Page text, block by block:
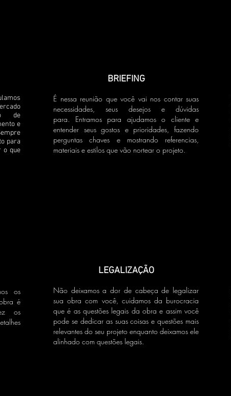
de
e
para
o que
BRIEFING
É nessa reunião que você vai nos contar suas
necessidades, seus desejos e dúvidas
para. Entramos para ajudamos o cliente e
entender seus gostos e prioridades, fazendo
perguntas chaves e mostrando referencias,
materiais e estilos que vão nortear o projeto.
os
é
os
LEGALIZAÇÃO
Não deixamos a dor de cabeça de legalizar
sua obra com você, cuidamos da burocracia
que é as questões legais da obra e assim você
pode se dedicar as suas coisas e questões mais
relevantes do seu projeto enquanto deixamos ele
alinhado com questões legais.